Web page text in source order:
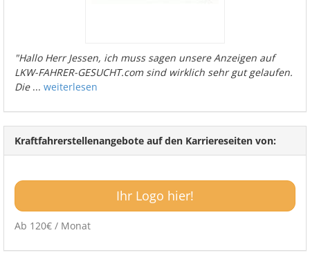
"Hallo Herr Jessen, ich muss sagen unsere Anzeigen auf
LKW-FAHRER-GESUCHT.com sind wirklich sehr gut gelaufen.
Die... weiterlesen
Kraftfahrerstellenangebote auf den Karriereseiten von:
Ihr Logo hier!
Ab 120€ / Monat